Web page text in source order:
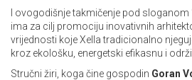
I ovogodišnje takmičenje pod sloganom
ima za cilj promociju inovativnih
vrijednosti koje Xella tradicionalno
kroz ekološku, energetski efikasnu i
Stručni žiri, koga čine gospodin Goran